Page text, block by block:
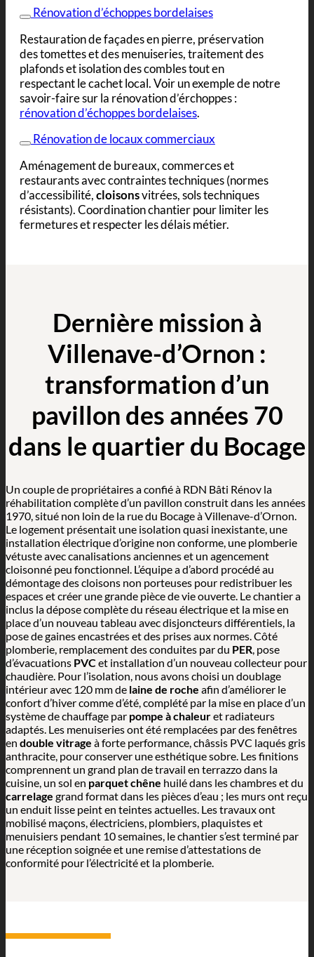
Rénovation d’échoppes bordelaises
Restauration de façades en pierre, préservation
des tomettes et des menuiseries, traitement des
plafonds et isolation des combles tout en
respectant le cachet local. Voir un exemple de notre
savoir-faire sur la rénovation d’érchoppes :
rénovation d’échoppes bordelaises.
Rénovation de locaux commerciaux
Aménagement de bureaux, commerces et
restaurants avec contraintes techniques (normes
d’accessibilité,cloisonsvitrées, sols techniques
résistants). Coordination chantier pour limiter les
fermetures et respecter les délais métier.
Dernière mission à
Villenave-d’Ornon :
transformation d’un
pavillon des années 70
dans le quartier du Bocage
Un couple de propriétaires a confié à RDN Bâti Rénov la
réhabilitation complète d’un pavillon construit dans les années
1970, situé non loin de la rue du Bocage à Villenave-d’Ornon.
Le logement présentait une isolation quasi inexistante, une
installation électrique d’origine non conforme, une plomberie
vétuste avec canalisations anciennes et un agencement
cloisonné peu fonctionnel. L’équipe a d’abord procédé au
démontage des cloisons non porteuses pour redistribuer les
espaces et créer une grande pièce de vie ouverte. Le chantier a
inclus la dépose complète du réseau électrique et la mise en
place d’un nouveau tableau avec disjoncteurs différentiels, la
pose de gaines encastrées et des prises aux normes. Côté
plomberie, remplacement des conduites par du PER , pose
d’évacuations PVCet installation d’un nouveau collecteur pour
chaudière. Pour l’isolation, nous avons choisi un doublage
intérieur avec 120 mm de laine de roche afin d’améliorer le
confort d’hiver comme d’été, complété par la mise en place d’un
système de chauffage par pompe à chaleuret radiateurs
adaptés. Les menuiseries ont été remplacées par des fenêtres
en double vitrage à forte performance, châssis PVC laqués gris
anthracite, pour conserver une esthétique sobre. Les finitions
comprennent un grand plan de travail en terrazzo dans la
cuisine, un sol en parquet chêne huilé dans les chambres et du
carrelage grand format dans les pièces d’eau ; les murs ont reçu
un enduit lisse peint en teintes actuelles. Les travaux ont
mobilisé maçons, électriciens, plombiers, plaquistes et
menuisiers pendant 10 semaines, le chantier s’est terminé par
une réception soignée et une remise d’attestations de
conformité pour l’électricité et la plomberie.